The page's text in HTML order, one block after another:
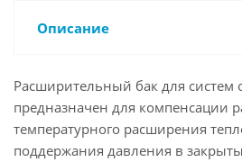
Описание
Расширительный бак для
предназначен для компенсации
температурного расширения
поддержания давления в